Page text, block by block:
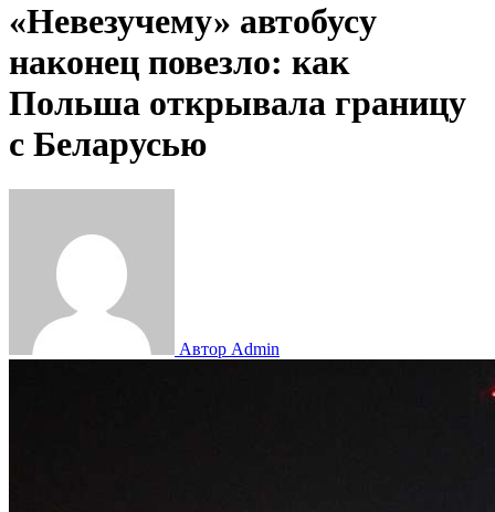
«Невезучему» автобусу
наконец повезло: как
Польша открывала границу
с Беларусью
Автор Admin